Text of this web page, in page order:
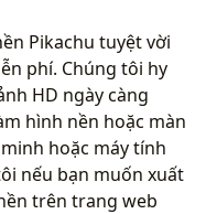
Pikachu tuyệt vời
phí. Chúng tôi hy
HD ngày càng
hình nền hoặc màn
hoặc máy tính
nếu bạn muốn xuất
trên trang web